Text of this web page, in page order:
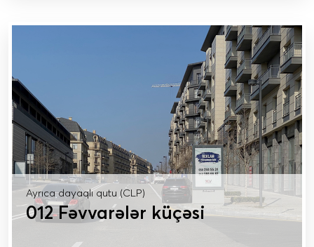
Ayrıca dayaqlı qutu (CLP)
012 Fəvvarələr küçəsi